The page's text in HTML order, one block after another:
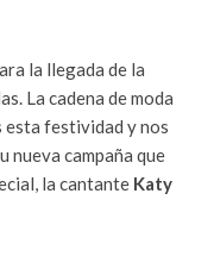
la llegada de la
La cadena de moda
esta festividad y nos
nueva campaña que
la cantante Katy